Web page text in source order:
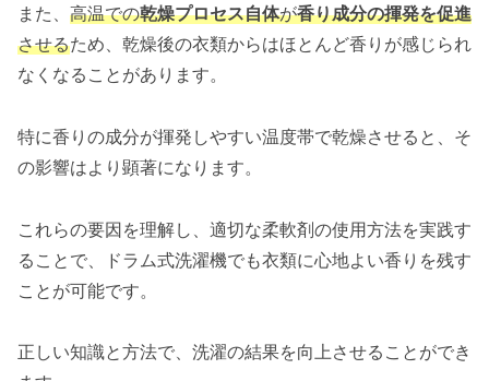
また、 高温での乾燥プロセス自体が香り成分の揮発を促進
させるため、乾燥後の衣類からはほとんど香りが感じられ
なくなることがあります。
特に香りの成分が揮発しやすい温度帯で乾燥させると、そ
の影響はより顕著になります。
これらの要因を理解し、適切な柔軟剤の使用方法を実践す
ることで、ドラム式洗濯機でも衣類に心地よい香りを残す
ことが可能です。
正しい知識と方法で、洗濯の結果を向上させることができ